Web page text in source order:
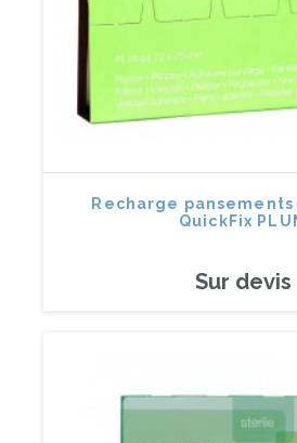
Recharge
QuickFix
Sur devis